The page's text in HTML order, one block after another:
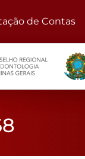
de Contas